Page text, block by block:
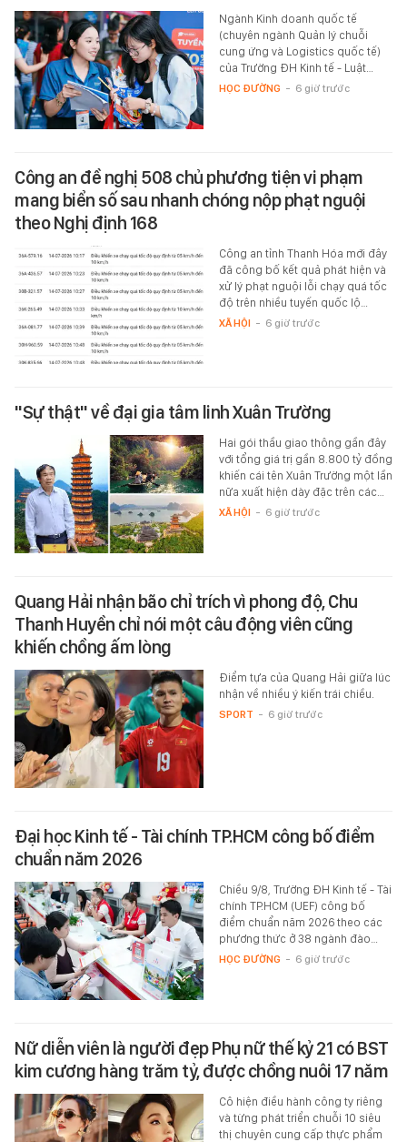
Ngành Kinh doanh quốc tế
(chuyên ngành Quản lý chuỗi
cung ứng và Logistics quốc tế)
của Trường ĐH Kinh tế - Luật…
HỌC ĐƯỜNG - 6 giờ trước
Công an đề nghị 508 chủ phương tiện vi phạm
mang biển số sau nhanh chóng nộp phạt nguội
theo Nghị định 168
Công an tỉnh Thanh Hóa mới đây
đã công bố kết quả phát hiện và
xử lý phạt nguội lỗi chạy quá tốc
độ trên nhiều tuyến quốc lộ…
XÃ HỘI - 6 giờ trước
"Sự thật" về đại gia tâm linh Xuân Trường
Hai gói thầu giao thông gần đây
với tổng giá trị gần 8.800 tỷ đồng
khiến cái tên Xuân Trường một lần
nữa xuất hiện dày đặc trên các…
XÃ HỘI - 6 giờ trước
Quang Hải nhận bão chỉ trích vì phong độ, Chu
Thanh Huyền chỉ nói một câu động viên cũng
khiến chồng ấm lòng
Điểm tựa của Quang Hải giữa lúc
nhận về nhiều ý kiến trái chiều.
SPORT - 6 giờ trước
Đại học Kinh tế - Tài chính TP.HCM công bố điểm
chuẩn năm 2026
Chiều 9/8, Trường ĐH Kinh tế - Tài
chính TP.HCM (UEF) công bố
điểm chuẩn năm 2026 theo các
phương thức ở 38 ngành đào…
HỌC ĐƯỜNG - 6 giờ trước
Nữ diễn viên là người đẹp Phụ nữ thế kỷ 21 có BST
kim cương hàng trăm tỷ, được chồng nuôi 17 năm
Cô hiện điều hành công ty riêng
và từng phát triển chuỗi 10 siêu
thị chuyên cung cấp thực phẩm